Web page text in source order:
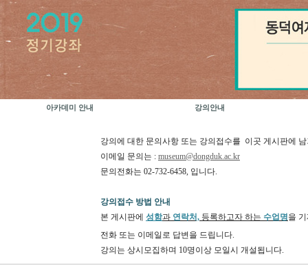
아카데미 안내 강의안내
강의에 대한 문의사항 또는 강의접수를 이곳 게시판에
이메일 문의는 : museum@dongduk.ac.kr
문의전화는 02-732-6458, 입니다.
강의접수 방법 안내
본 게시판에 성함과 연락처, 등록하고자 하는 수업명을
전화 또는 이메일로 답변을 드립니다.
강의는 상시모집하며 10명이상 모일시 개설됩니다.